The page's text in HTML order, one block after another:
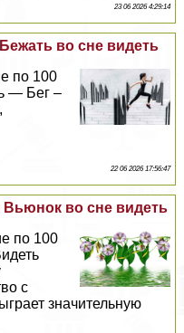
23 06 2026 4:29:14
во сне видеть
по 100
— Бег –
22 06 2026 17:56:47
во сне видеть
по 100
с
значительную